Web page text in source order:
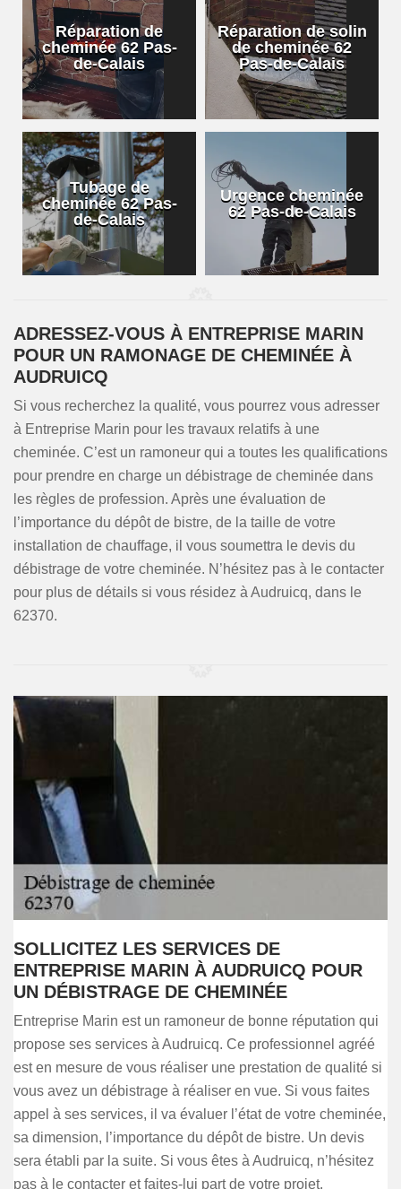
Réparation de
cheminée 62 Pas-
de-Calais
Réparation de solin
de cheminée 62
Pas-de-Calais
Tubage de
cheminée 62 Pas-
de-Calais
Urgence cheminée
62 Pas-de-Calais
ADRESSEZ-VOUS À ENTREPRISE MARIN
POUR UN RAMONAGE DE CHEMINÉE À
AUDRUICQ
Si vous recherchez la qualité, vous pourrez vous adresser
à Entreprise Marin pour les travaux relatifs à une
cheminée. C’est un ramoneur qui a toutes les qualifications
pour prendre en charge un débistrage de cheminée dans
les règles de profession. Après une évaluation de
l’importance du dépôt de bistre, de la taille de votre
installation de chauffage, il vous soumettra le devis du
débistrage de votre cheminée. N’hésitez pas à le contacter
pour plus de détails si vous résidez à Audruicq, dans le
62370.
SOLLICITEZ LES SERVICES DE
ENTREPRISE MARIN À AUDRUICQ POUR
UN DÉBISTRAGE DE CHEMINÉE
Entreprise Marin est un ramoneur de bonne réputation qui
propose ses services à Audruicq. Ce professionnel agréé
est en mesure de vous réaliser une prestation de qualité si
vous avez un débistrage à réaliser en vue. Si vous faites
appel à ses services, il va évaluer l’état de votre cheminée,
sa dimension, l’importance du dépôt de bistre. Un devis
sera établi par la suite. Si vous êtes à Audruicq, n’hésitez
pas à le contacter et faites-lui part de votre projet.